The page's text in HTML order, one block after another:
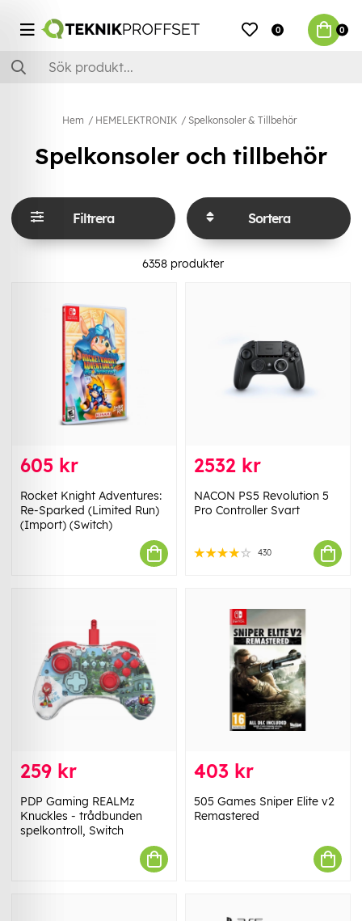
0 0
Hem HEMELEKTRONIK Spelkonsoler & Tillbehör
Spelkonsoler och tillbehör
Filtrera Sortera
6358produkter
605 kr
Rocket Knight Adventures:
Re-Sparked (Limited Run)
(Import) (Switch)
2532 kr
NACON PS5 Revolution 5
Pro Controller Svart
430
259 kr
PDP Gaming REALMz
Knuckles - trådbunden
spelkontroll, Switch
403 kr
505 Games Sniper Elite v2
Remastered